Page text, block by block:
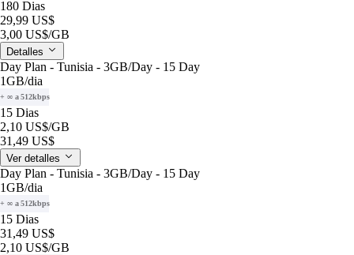
180 Dias
29,99 US$
3,00 US$/GB
Detalles
Day Plan - Tunisia - 3GB/Day - 15 Day
1GB/dia
+ ∞ a 512kbps
15 Dias
2,10 US$/GB
31,49 US$
Ver detalles
Day Plan - Tunisia - 3GB/Day - 15 Day
1GB/dia
+ ∞ a 512kbps
15 Dias
31,49 US$
2,10 US$/GB